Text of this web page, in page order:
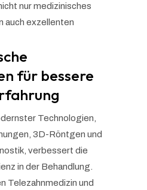
nur medizinisches
auch exzellenten
für bessere
Technologien,
3D-Röntgen und
verbessert die
in der Behandlung.
Telezahnmedizin und